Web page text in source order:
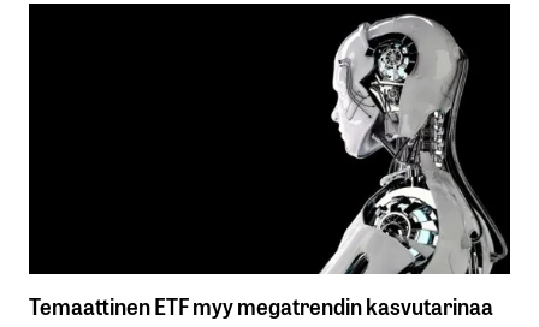
Temaattinen ETF myy megatrendin kasvutarinaa